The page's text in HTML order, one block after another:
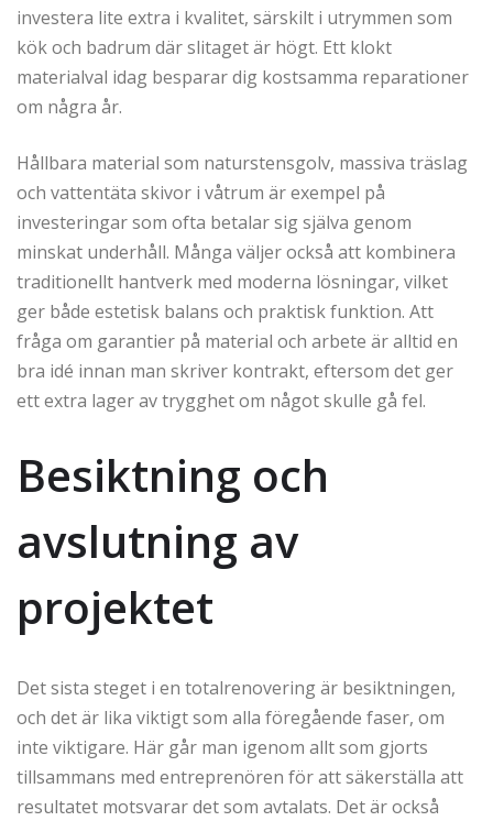
investera lite extra i kvalitet, särskilt i utrymmen som
kök och badrum där slitaget är högt. Ett klokt
materialval idag besparar dig kostsamma reparationer
om några år.
Hållbara material som naturstensgolv, massiva träslag
och vattentäta skivor i våtrum är exempel på
investeringar som ofta betalar sig själva genom
minskat underhåll. Många väljer också att kombinera
traditionellt hantverk med moderna lösningar, vilket
ger både estetisk balans och praktisk funktion. Att
fråga om garantier på material och arbete är alltid en
bra idé innan man skriver kontrakt, eftersom det ger
ett extra lager av trygghet om något skulle gå fel.
Besiktning och
avslutning av
projektet
Det sista steget i en totalrenovering är besiktningen,
och det är lika viktigt som alla föregående faser, om
inte viktigare. Här går man igenom allt som gjorts
tillsammans med entreprenören för att säkerställa att
resultatet motsvarar det som avtalats. Det är också